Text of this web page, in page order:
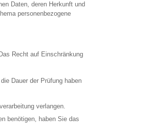
Daten, deren Herkunft und
personenbezogene
Recht auf Einschränkung
Dauer der Prüfung haben
verlangen.
benötigen, haben Sie das